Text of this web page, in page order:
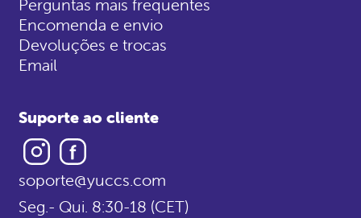
Perguntas mais frequentes
Encomenda e envio
Devoluções e trocas
Email
Suporte ao cliente
Instagram
soporte@yuccs.com
Seg.- Qui. 8:30-18 (CET)